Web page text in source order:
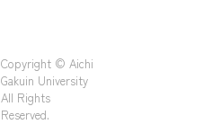
Copyright © Aichi
Gakuin University
All Rights
Reserved.